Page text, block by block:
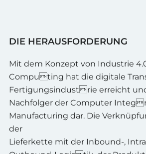
DIE HERAUSFORDERUNG
Mit dem Konzept von Industrie
Computing hat die digitale
Fertigungsindustrie erreicht
Nachfolger der Computer
Manufacturing dar. Die
der
Lieferkette mit der Inbound-,